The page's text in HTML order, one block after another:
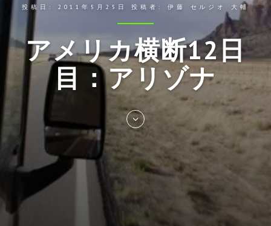
投稿日: 2011年5月25日 投稿者: 伊藤 セルジオ 大輔
アメリカ横断12日
目：アリゾナ
Skip
to
entry
content